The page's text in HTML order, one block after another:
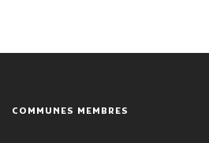
COMMUNES MEMBRES